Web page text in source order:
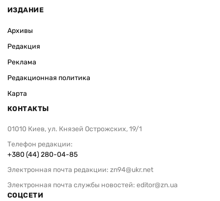
ИЗДАНИЕ
Архивы
Редакция
Реклама
Редакционная политика
Карта
КОНТАКТЫ
01010 Киев, ул. Князей Острожских, 19/1
Телефон редакции:
+380 (44) 280-04-85
Электронная почта редакции: zn94@ukr.net
Электронная почта службы новостей: editor@zn.ua
СОЦСЕТИ